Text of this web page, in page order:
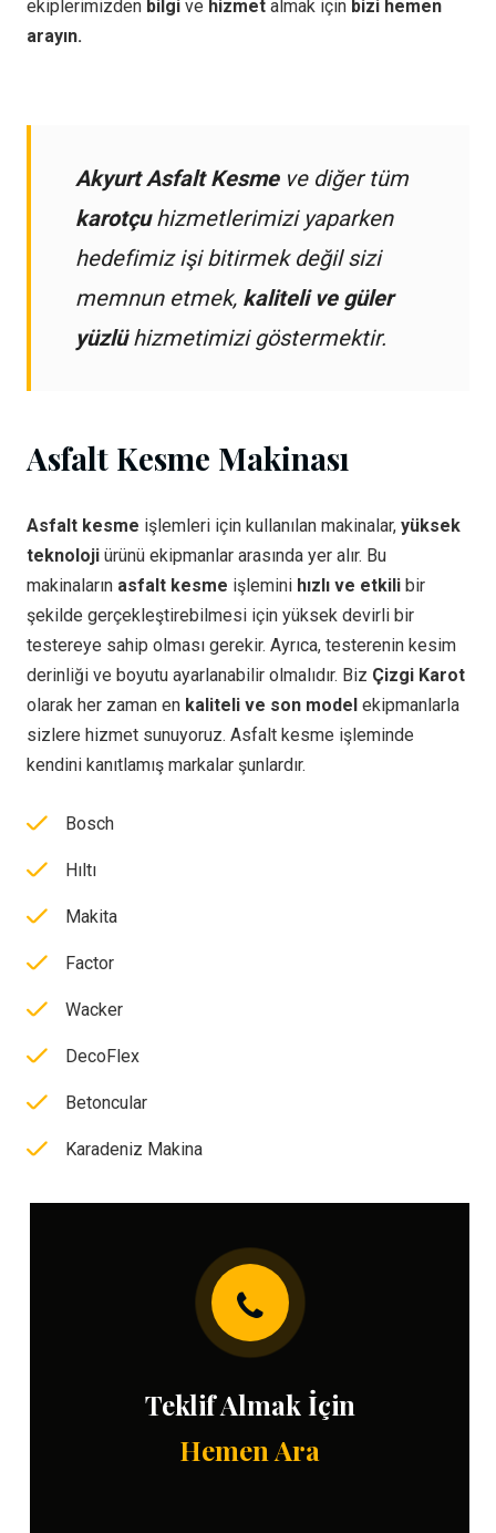
ekiplerimizden bilgi ve hizmet almak için bizi hemen
arayın.
Akyurt Asfalt Kesmeve diğer tüm
karotçuhizmetlerimizi yaparken
hedefimiz işi bitirmek değil sizi
memnun etmek, kaliteli ve güler
yüzlühizmetimizi göstermektir.
Asfalt Kesme Makinası
Asfalt kesme işlemleri için kullanılan makinalar, yüksek
teknoloji ürünü ekipmanlar arasında yer alır. Bu
makinaların asfalt kesme işlemini hızlı ve etkili bir
şekilde gerçekleştirebilmesi için yüksek devirli bir
testereye sahip olması gerekir. Ayrıca, testerenin kesim
derinliği ve boyutu ayarlanabilir olmalıdır. Biz Çizgi Karot
olarak her zaman en kaliteli ve son model ekipmanlarla
sizlere hizmet sunuyoruz. Asfalt kesme işleminde
kendini kanıtlamış markalar şunlardır.
Bosch
Hıltı
Makita
Factor
Wacker
DecoFlex
Betoncular
Karadeniz Makina
Teklif Almak İçin
Hemen Ara